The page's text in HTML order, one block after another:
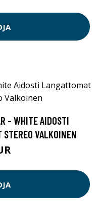
- WHITE AIDOSTI
VALKOINEN